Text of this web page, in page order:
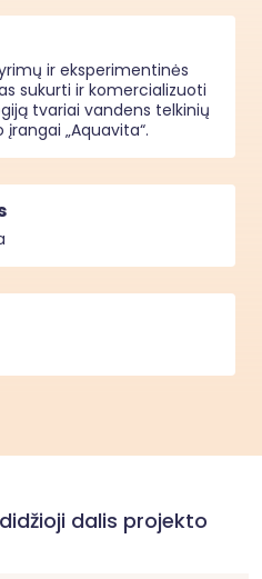
„Aquavita“ – inovatyvi
integruojanti
išmanų šėrimą ir
atbaidymą. „Aquavita“
priežiūros ir
procesus, gerins
poveikį aplinkai.
leis UAB „Urgent Tools“
vandens telkinių
tiekėju.  Bus kuriamos
efektyviau valdyti
tvarų
ir eksperimentinės
sukurti ir komercializuoti
tvariai vandens telkinių
„Aquavita“.
dalis projekto